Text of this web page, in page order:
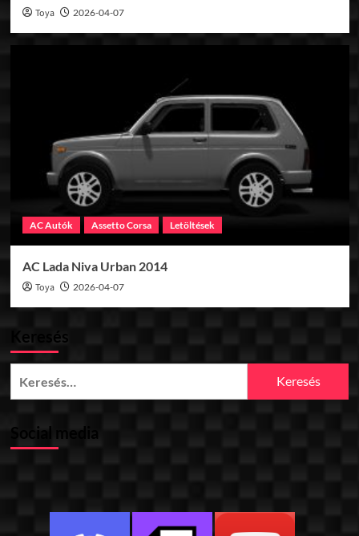
Toya 2026-04-07
AC Autók Assetto Corsa Letöltések
AC Lada Niva Urban 2014
Toya 2026-04-07
Keresés
Social media